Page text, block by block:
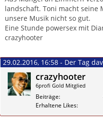
landschaft. Toni macht seine
unsere Musik nicht so gut.
Eine Stunde powersex mit
crazyhooter
29.02.2016, 16:58 - Der Tag
crazyhooter
6profi Gold Mitglied
Beiträge
Erhaltene Likes